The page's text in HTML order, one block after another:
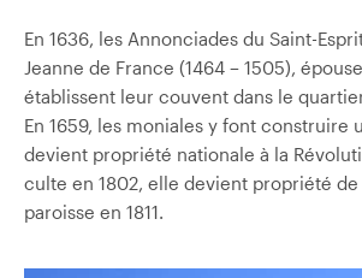
En 1636, les Annonciades du Saint-
Jeanne de France (1464 – 1505),
établissent leur couvent dans le
En 1659, les moniales y font construire
devient propriété nationale à la
culte en 1802, elle devient propriété de
paroisse en 1811.